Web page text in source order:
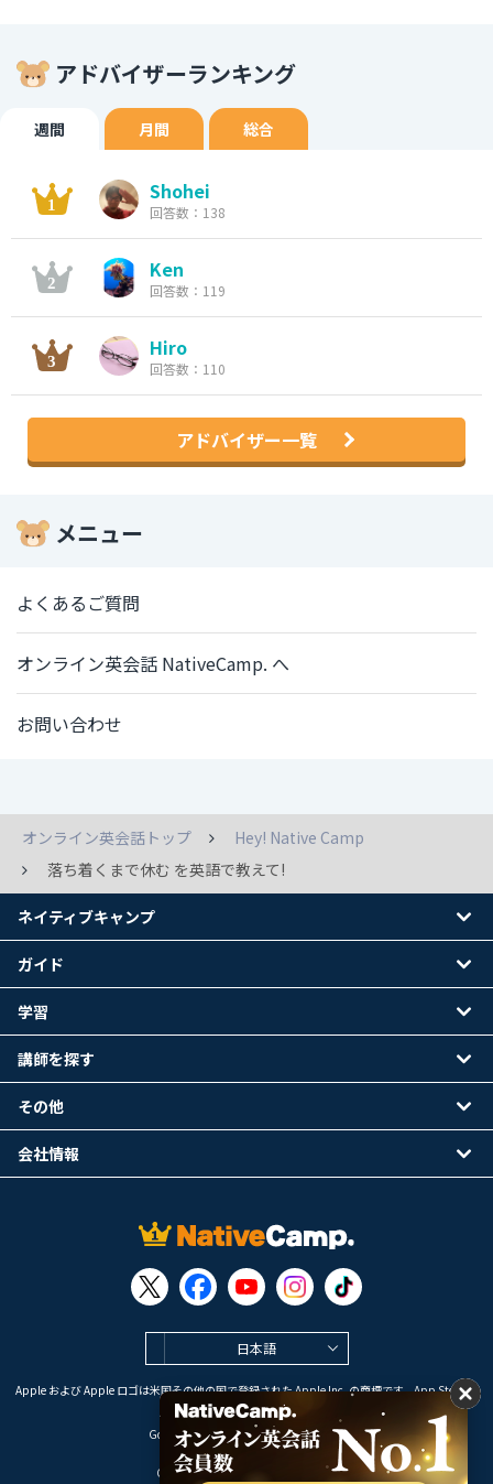
アドバイザーランキング
週間 月間 総合
Shohei
回答数：138
Ken
回答数：119
Hiro
回答数：110
アドバイザー一覧
メニュー
よくあるご質問
オンライン英会話 NativeCamp. へ
お問い合わせ
オンライン英会話トップ
Hey! Native Camp
落ち着くまで休む を英語で教えて!
日本語
Apple および Apple ロゴは米国その他の国で登録された Apple Inc. の商標です。App Store は
Apple Inc. のサービスマークです。
Google Play は Google LLC の商標です。
Copyright © 2026 オンライン英会話
ネイティブキャンプ
ガイド
学習
講師を探す
その他
会社情報